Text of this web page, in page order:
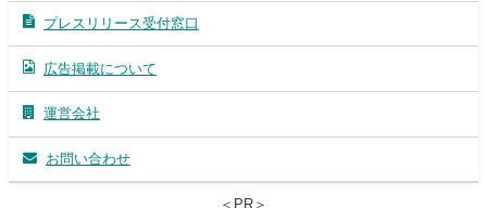
プレスリリース受付窓口
広告掲載について
運営会社
お問い合わせ
＜PR＞